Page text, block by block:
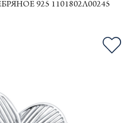
925 1101802Л00245